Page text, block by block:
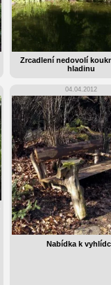
Zrcadlení nedovolí
hladinu
04.04.2012
Nabídka k